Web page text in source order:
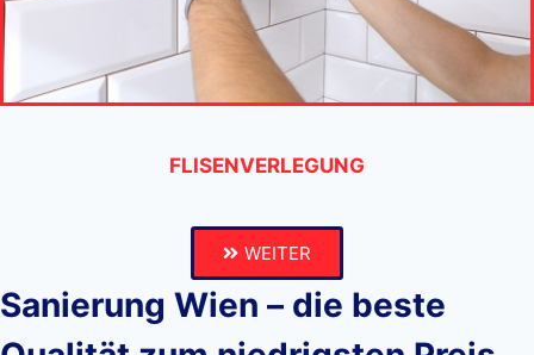
FLISENVERLEGUNG
WEITER
Sanierung Wien – die beste